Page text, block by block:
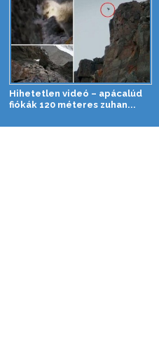
Hihetetlen videó – apácalúd
fiókák 120 méteres zuhan...